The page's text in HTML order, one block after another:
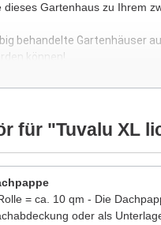
Gartenhaus zu Ihrem
behandelte Gartenhäuser
können!
darauf hinweisen, dass
teilweise modifizierte Modelle
für "Tuvalu XL
= ca. 10 qm - Die
oder als